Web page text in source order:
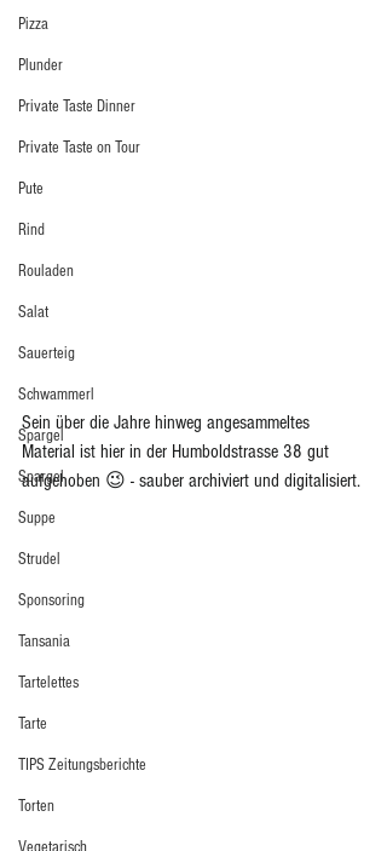
Pizza
Plunder
Private Taste Dinner
Private Taste on Tour
Pute
Rind
Rouladen
Salat
Sauerteig
Schwammerl
Spargel
Spargel
Suppe
Strudel
Sponsoring
Tansania
Tartelettes
Tarte
TIPS Zeitungsberichte
Torten
Vegetarisch
Sein über die Jahre hinweg angesammeltes
Material ist hier in der Humboldstrasse 38 gut
aufgehoben 😉 - sauber archiviert und digitalisiert.